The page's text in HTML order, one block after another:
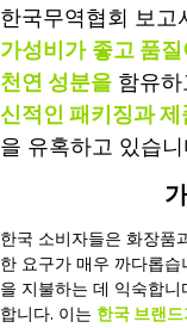
한국무역협회 보
가성비가 좋고 품
천연 성분을 함유
신적인 패키징과제
을 유혹하고 있습니
한국 소비자들은 화장품
한 요구가 매우 까다롭
을 지불하는 데 익숙합
합니다. 이는 한국 브랜